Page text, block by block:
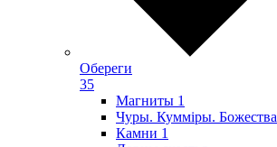
Обереги
35
Магниты 1
Чуры. Куммiры. Божества
Камни 1